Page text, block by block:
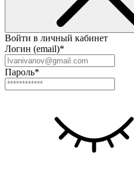
Войти в личный кабинет
Логин (email)*
Пароль*